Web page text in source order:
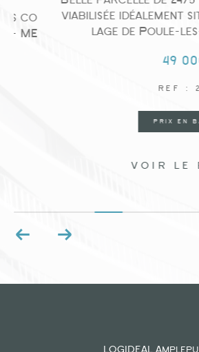
viabilisée idéalement située
lage de Poule-les-
49 000 €
REF : 2744
PRIX EN BAISSE
VOIR LE BIEN
LOGIDEAL